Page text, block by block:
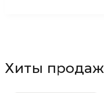
Хиты продаж